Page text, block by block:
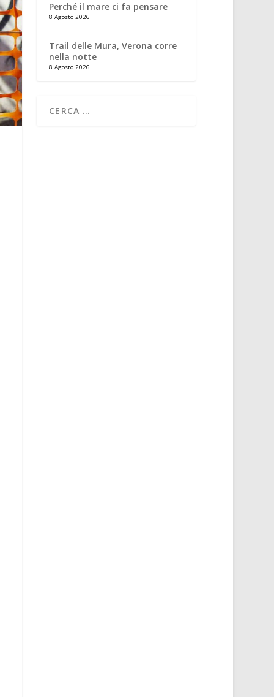
Perché il mare ci fa pensare
8 Agosto 2026
Trail delle Mura, Verona corre
nella notte
8 Agosto 2026